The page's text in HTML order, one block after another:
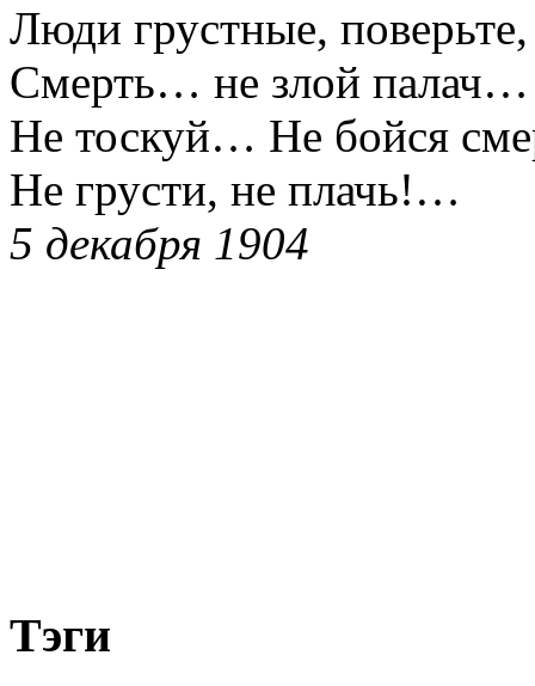
Люди грустные, поверьте,
Смерть… не злой палач…
Не тоскуй… Не бойся
Не грусти, не плачь!…
5 декабря 1904
Тэги